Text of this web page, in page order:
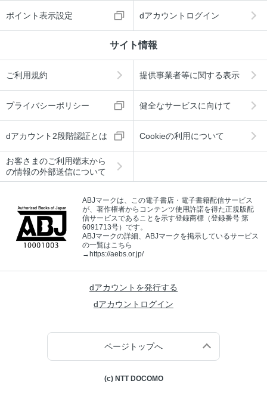
ポイント表示設定 dアカウントログイン
サイト情報
ご利用規約 提供事業者等に関する表示
プライバシーポリシー 健全なサービスに向けて
dアカウント2段階認証とは Cookieの利用について
お客さまのご利用端末から
の情報の外部送信について
ABJマークは、この電子書店・電子書籍配信サービス
が、著作権者からコンテンツ使用許諾を得た正規版配
信サービスであることを示す登録商標（登録番号 第
6091713号）です。
ABJマークの詳細、ABJマークを掲示しているサービス
の一覧はこちら
→https://aebs.or.jp/
dアカウントを発行する
dアカウントログイン
ページトップへ
(c) NTT DOCOMO